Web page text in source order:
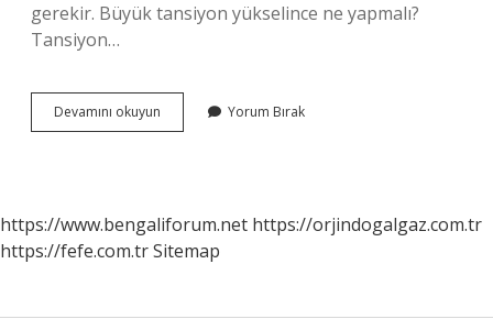
gerekir. Büyük tansiyon yükselince ne yapmalı?
Tansiyon…
Devamını okuyun
Tansiyon
Yorum Bırak
https://www.bengaliforum.net https://orjindogalgaz.com.tr
https://fefe.com.trSitemap